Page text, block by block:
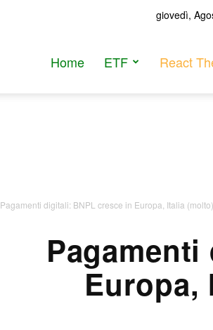
giovedì,
Home ETF React
Pagamenti digitali: BNPL cresce in Europa, Italia